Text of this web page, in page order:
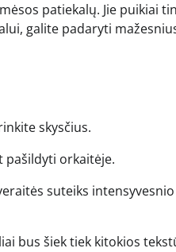
patiekalų. Jie puikiai
galite padaryti
skysčius.
pašildyti orkaitėje.
suteiks intensyvesnio
bus šiek tiek kitokios